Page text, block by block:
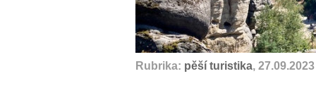
Rubrika: pěší turistika, 27.09.2023